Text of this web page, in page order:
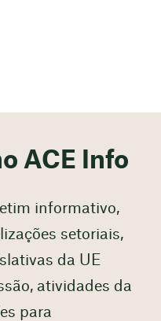
ACE Info
informativo,
setoriais,
da UE
atividades da
para